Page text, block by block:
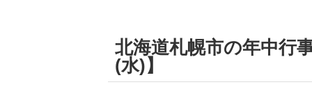
北海道札幌市の年中行
(水)】